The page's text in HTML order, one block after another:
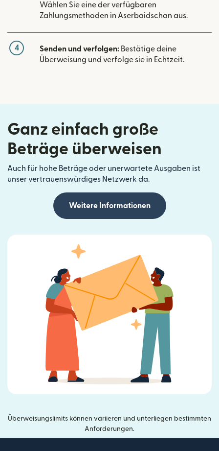
Wählen Sie eine der verfügbaren
Zahlungsmethoden in Aserbaidschan aus.
4 Senden und verfolgen: Bestätige deine
Überweisung und verfolge sie in Echtzeit.
Ganz einfach große
Beträge überweisen
Auch für hohe Beträge oder unerwartete Ausgaben ist
unser vertrauenswürdiges Netzwerk da.
Weitere Informationen
Überweisungslimits können variieren und unterliegen bestimmten
Anforderungen.